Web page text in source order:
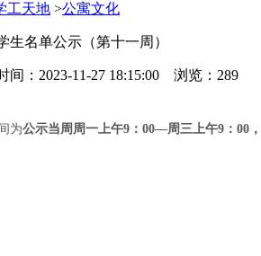
工天地 >公寓文化
生名单公示（第十一周）
：2023-11-27 18:15:00 浏览： 289
为公示当周周一上午9：00—周三上午9：00，